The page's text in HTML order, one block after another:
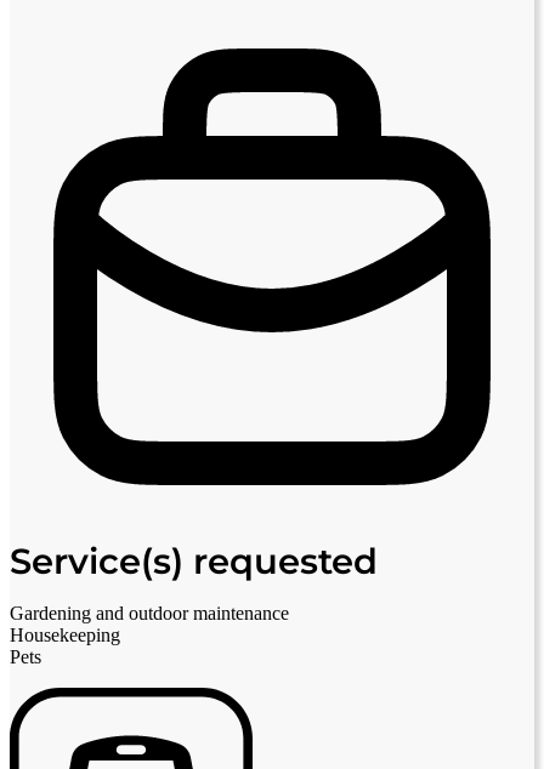
Service(s) requested
Gardening and outdoor maintenance
Housekeeping
Pets